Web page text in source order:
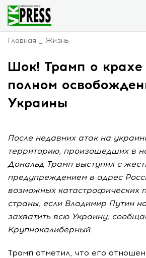
Главная Жизнь
Шок! Трамп о крахе
полном
Украины
После недавних атак на
территорию, произошедших в
Дональд Трамп выступил с
предупреждением в адрес
возможных катастрофических
страны, если Владимир Путин
захватить всю Украину,
Крупнокалиберный.
Трамп отметил, что его